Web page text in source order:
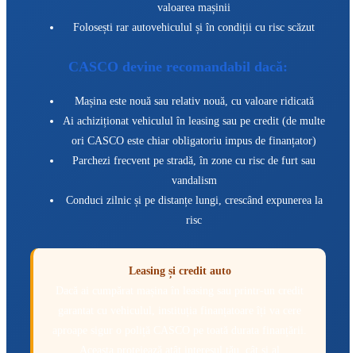
valoarea mașinii
Folosești rar autovehiculul și în condiții cu risc scăzut
CASCO devine recomandabil dacă:
Mașina este nouă sau relativ nouă, cu valoare ridicată
Ai achiziționat vehiculul în leasing sau pe credit (de multe
ori CASCO este chiar obligatoriu impus de finanțator)
Parchezi frecvent pe stradă, în zone cu risc de furt sau
vandalism
Conduci zilnic și pe distanțe lungi, crescând expunerea la
risc
Leasing și credit auto